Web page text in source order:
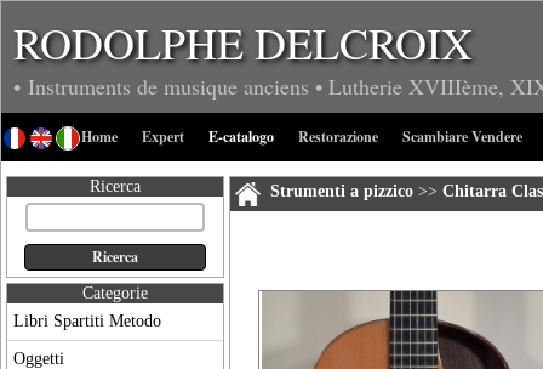
RODOLPHE DELCROIX
• Instruments de musique anciens • Lutherie XVIIIème,
Home Expert E-catalogo Restorazione Scambiare Vendere
Ricerca
Categorie
Libri Spartiti Metodo
Oggetti
Strumenti a pizzico>> Chitarra